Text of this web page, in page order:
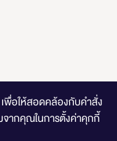
เพื่อให้สอดคล้องกับคำสั่ง
จากคุณในการตั้งค่าคุกกี้
DESIGNED BYCLICK